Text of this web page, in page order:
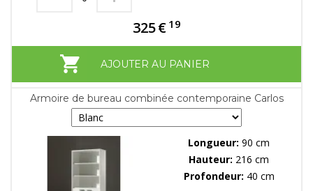
325€ 19
AJOUTER AU PANIER
Armoire de bureau combinée contemporaine Carlos
Longueur: 90 cm
Hauteur: 216 cm
Profondeur: 40 cm